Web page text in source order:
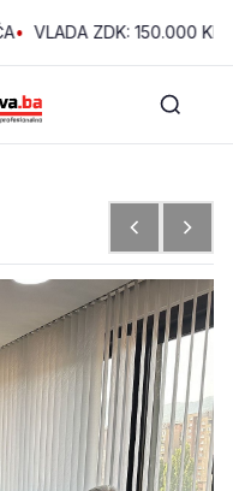
ZDK: 150.000 KM ZA